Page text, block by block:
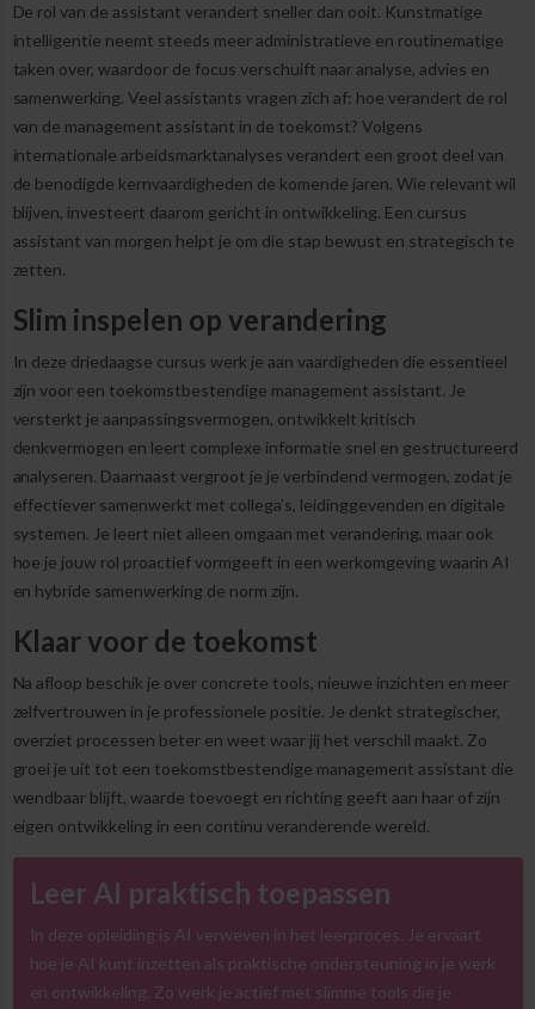
De rol van de assistant verandert sneller dan ooit. Kunstmatige
intelligentie neemt steeds meer administratieve en routinematige
taken over, waardoor de focus verschuift naar analyse, advies en
samenwerking. Veel assistants vragen zich af: hoe verandert de rol
van de management assistant in de toekomst? Volgens
internationale arbeidsmarktanalyses verandert een groot deel van
de benodigde kernvaardigheden de komende jaren. Wie relevant wil
blijven, investeert daarom gericht in ontwikkeling. Een cursus
assistant van morgen helpt je om die stap bewust en strategisch te
zetten.
Slim inspelen op verandering
In deze driedaagse cursus werk je aan vaardigheden die essentieel
zijn voor een toekomstbestendige management assistant. Je
versterkt je aanpassingsvermogen, ontwikkelt kritisch
denkvermogen en leert complexe informatie snel en gestructureerd
analyseren. Daarnaast vergroot je je verbindend vermogen, zodat je
effectiever samenwerkt met collega’s, leidinggevenden en digitale
systemen. Je leert niet alleen omgaan met verandering, maar ook
hoe je jouw rol proactief vormgeeft in een werkomgeving waarin AI
en hybride samenwerking de norm zijn.
Klaar voor de toekomst
Na afloop beschik je over concrete tools, nieuwe inzichten en meer
zelfvertrouwen in je professionele positie. Je denkt strategischer,
overziet processen beter en weet waar jij het verschil maakt. Zo
groei je uit tot een toekomstbestendige management assistant die
wendbaar blijft, waarde toevoegt en richting geeft aan haar of zijn
eigen ontwikkeling in een continu veranderende wereld.
Leer AI praktisch toepassen
In deze opleiding is AI verweven in het leerproces. Je ervaart
hoe je AI kunt inzetten als praktische ondersteuning in je werk
en ontwikkeling. Zo werk je actief met slimme tools die je